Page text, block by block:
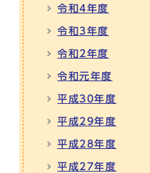
令和4年度
令和3年度
令和2年度
令和元年度
平成30年度
平成29年度
平成28年度
平成27年度